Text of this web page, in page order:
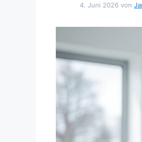
4. Juni 2026 von